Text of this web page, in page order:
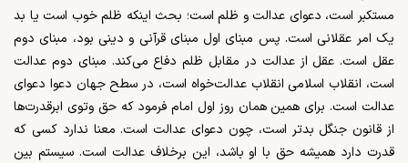
مستکبر است، دعوای عدالت و ظلم است؛ بحث اینکه ظلم خوب است یا بد
یک امر عقلانی است. پس مبنای اول مبنای قرآنی و دینی بود، مبنای دوم
عقل است. عقل از عدالت در مقابل ظلم دفاع می­‌کند. مبنای دوم عدالت
است، انقلاب اسلامی انقلاب عدالت­‌خواه است، در سطح جهان دعوا دعوای
عدالت است. برای همین همان روز اول امام فرمود که حق وتوی ابرقدرت­‌ها
از قانون جنگل بدتر است، چون دعوای عدالت است. معنا ندارد کسی که
قدرت دارد همیشه حق با او باشد، این برخلاف عدالت است. سیستم بین­‌